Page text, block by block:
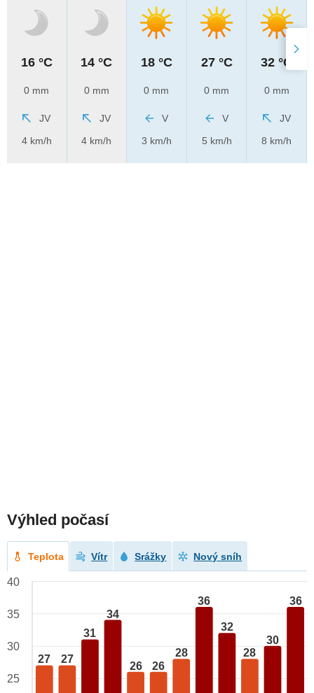
16 °C
0 mm
JV
4 km/h
14 °C
0 mm
JV
4 km/h
18 °C
0 mm
V
3 km/h
27 °C
0 mm
V
5 km/h
32 °C
0 mm
JV
8 km/h
Výhled počasí
Teplota Vítr Srážky Nový sníh
27 27
31
34
26 26
28
36
32
28
30
36
40
35
30
25